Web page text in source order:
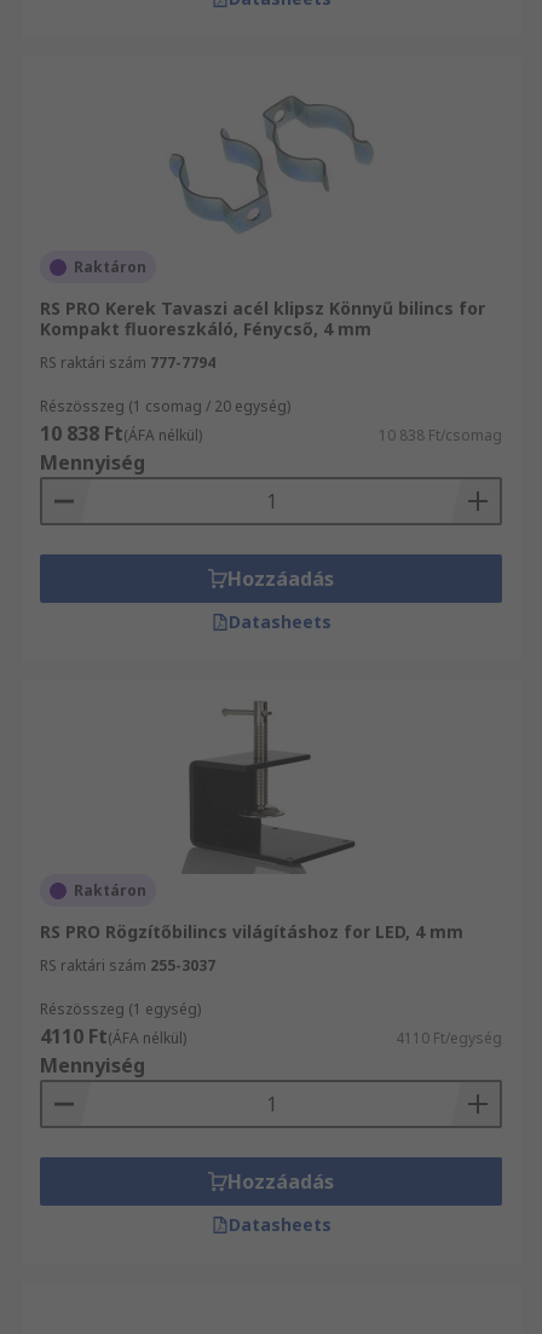
Raktáron
RS PRO Kerek Tavaszi acél klipsz Könnyű bilincs for
Kompakt fluoreszkáló, Fénycső, 4 mm
RS raktári szám 777-7794
Részösszeg (1 csomag / 20 egység)
10 838 Ft(ÁFA nélkül) 10 838 Ft/csomag
Mennyiség
Hozzáadás
Datasheets
Raktáron
RS PRO Rögzítőbilincs világításhoz for LED, 4 mm
RS raktári szám 255-3037
Részösszeg (1 egység)
4110 Ft(ÁFA nélkül) 4110 Ft/egység
Mennyiség
Hozzáadás
Datasheets